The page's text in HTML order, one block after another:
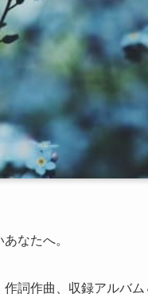
なたへ。
詞作曲、収録アルバ